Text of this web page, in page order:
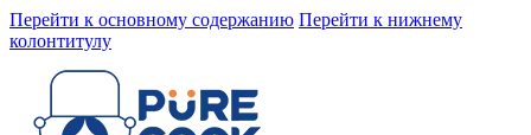
Перейти к основному содержанию Перейти к нижнему
колонтитулу